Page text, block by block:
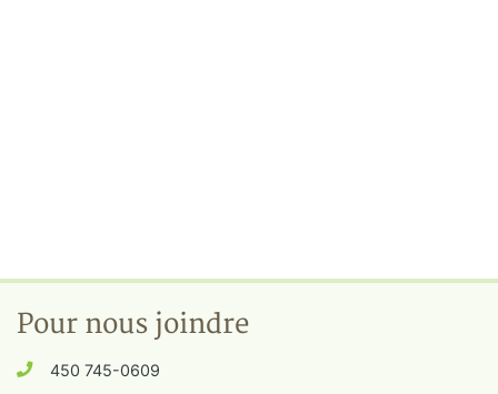
Pour nous joindre
450 745-0609